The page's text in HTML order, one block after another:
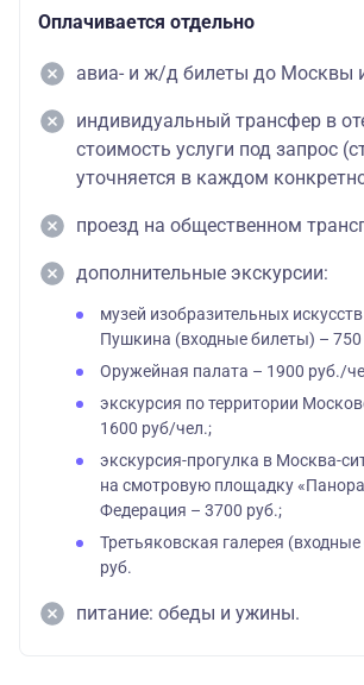
Оплачивается отдельно
авиа- и ж/д билеты до Москвы
индивидуальный трансфер в
стоимость услуги под запрос
уточняется в каждом
проезд на общественном
дополнительные экскурсии:
музей изобразительных
Пушкина (входные билеты) – 750
Оружейная палата – 1900 руб./
экскурсия по территории
1600 руб/чел.;
экскурсия-прогулка в Москва-
на смотровую площадку
Федерация – 3700 руб.;
Третьяковская галерея
руб.
питание: обеды и ужины.